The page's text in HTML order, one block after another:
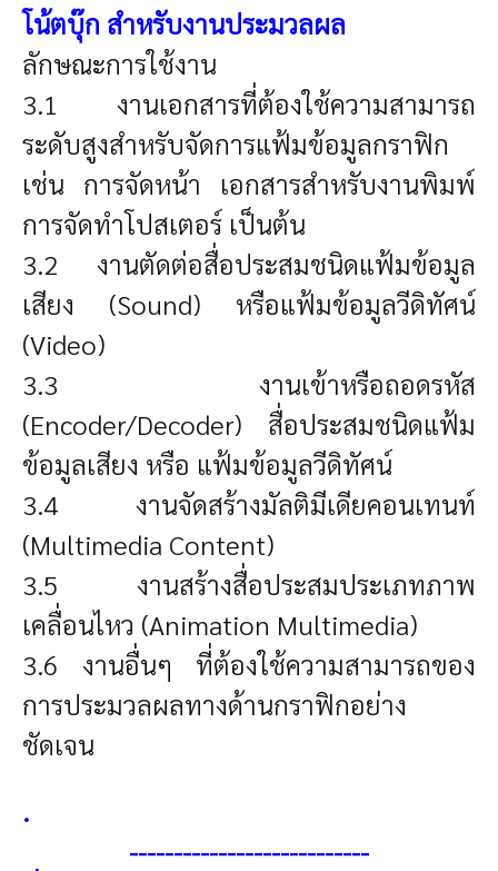
โน้ตบุ๊ก สำหรับงานประมวลผล
ลักษณะการใช้งาน
3.1 งานเอกสารที่ต้องใช้ความสามารถ
ระดับสูงสำหรับจัดการแฟ้มข้อมูลกราฟิก
เช่น การจัดหน้า เอกสารสำหรับงานพิมพ์
การจัดทำโปสเตอร์ เป็นต้น
3.2 งานตัดต่อสื่อประสมชนิดแฟ้มข้อมูล
เสียง (Sound) หรือแฟ้มข้อมูลวีดิทัศน์
(Video)
3.3 งานเข้าหรือถอดรหัส
(Encoder/Decoder) สื่อประสมชนิดแฟ้ม
ข้อมูลเสียง หรือ แฟ้มข้อมูลวีดิทัศน์
3.4 งานจัดสร้างมัลติมีเดียคอนเทนท์
(Multimedia Content)
3.5 งานสร้างสื่อประสมประเภทภาพ
เคลื่อนไหว (Animation Multimedia)
3.6 งานอื่นๆ ที่ต้องใช้ความสามารถของ
การประมวลผลทางด้านกราฟิกอย่าง
ชัดเจน
.
---------------------------